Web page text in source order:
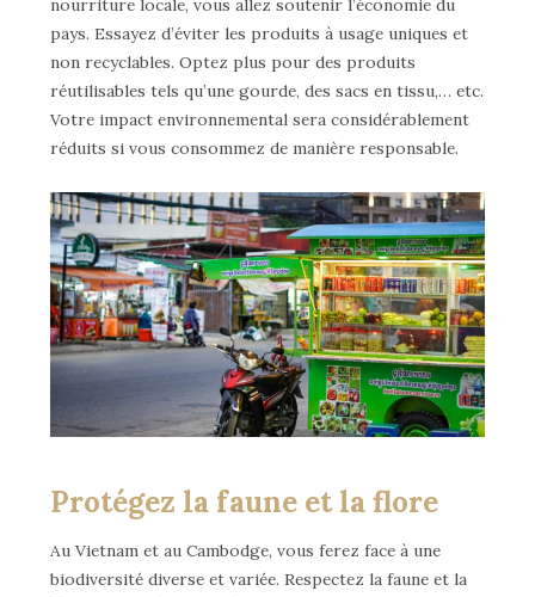
nourriture locale, vous allez soutenir l’économie du
pays. Essayez d’éviter les produits à usage uniques et
non recyclables. Optez plus pour des produits
réutilisables tels qu’une gourde, des sacs en tissu,… etc.
Votre impact environnemental sera considérablement
réduits si vous consommez de manière responsable.
Protégez la faune et la flore
Au Vietnam et au Cambodge, vous ferez face à une
biodiversité diverse et variée. Respectez la faune et la